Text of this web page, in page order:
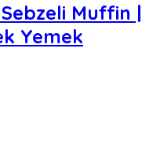
Muffin |
Yemek